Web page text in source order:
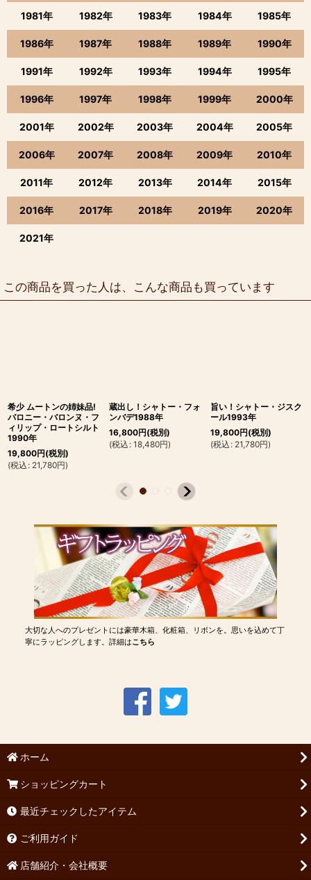
1981年 1982年 1983年 1984年 1985年
1986年 1987年 1988年 1989年 1990年
1991年 1992年 1993年 1994年 1995年
1996年 1997年 1998年 1999年 2000年
2001年 2002年 2003年 2004年 2005年
2006年 2007年 2008年 2009年 2010年
2011年 2012年 2013年 2014年 2015年
2016年 2017年 2018年 2019年 2020年
2021年
この商品を買った人は、こんな商品も買っています
希少 ムートンの姉妹品!
バロニー・バロンヌ・フ
ィリップ・ロートシルト
1990年
19,800円(税別)
(税込 : 21,780円)
蔵出し！シャトー・フォ
ンバデ1988年
16,800円(税別)
(税込 : 18,480円)
旨い！シャトー・ジスク
ール1993年
19,800円(税別)
(税込 : 21,780円)
大切な人へのプレゼントには豪華木箱、化粧箱、リボンを。思いを込めて丁
寧にラッピングします。詳細はこちら
ホーム
ショッピングカート
最近チェックしたアイテム
ご利用ガイド
店舗紹介・会社概要